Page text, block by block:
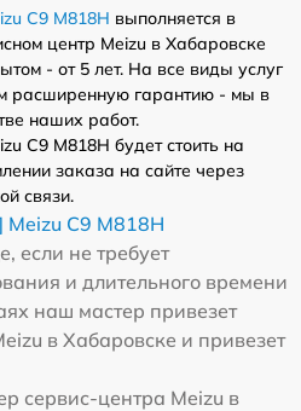
C9 M818H выполняется в
центр Meizu в Хабаровске
- от 5 лет. На все виды услуг
расширенную гарантию - мы в
наших работ.
C9 M818H будет стоить на
заказа на сайте через
связи.
C9 M818H
если не требует
и длительного времени
наш мастер привезет
в Хабаровске и привезет
сервис-центра Meizu в